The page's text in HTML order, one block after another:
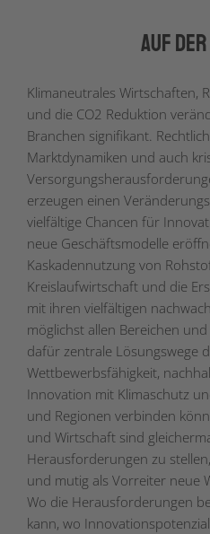
auf der
Klimaneutrales Wirtschaften,
und die CO2 Reduktion
Branchen signifikant.
Marktdynamiken und auch
erzeugen einen
vielfältige Chancen für
neue Geschäftsmodelle
Kaskadennutzung von
Kreislaufwirtschaft und die
mit ihren vielfältigen
möglichst allen Bereichen
dafür zentrale Lösungswege
Wettbewerbsfähigkeit,
Innovation mit Klimaschutz
und Regionen verbinden
und Wirtschaft sind
Herausforderungen zu
und mutig als Vorreiter neue
Wo die Herausforderungen
kann, wo